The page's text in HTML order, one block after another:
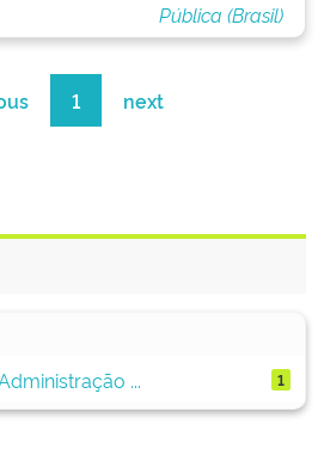
Pública (Brasil)
1 next
...
1